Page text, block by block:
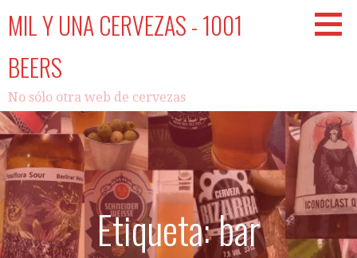
MIL Y UNA CERVEZAS - 1001
BEERS
No sólo otra web de cervezas
Etiqueta: bar